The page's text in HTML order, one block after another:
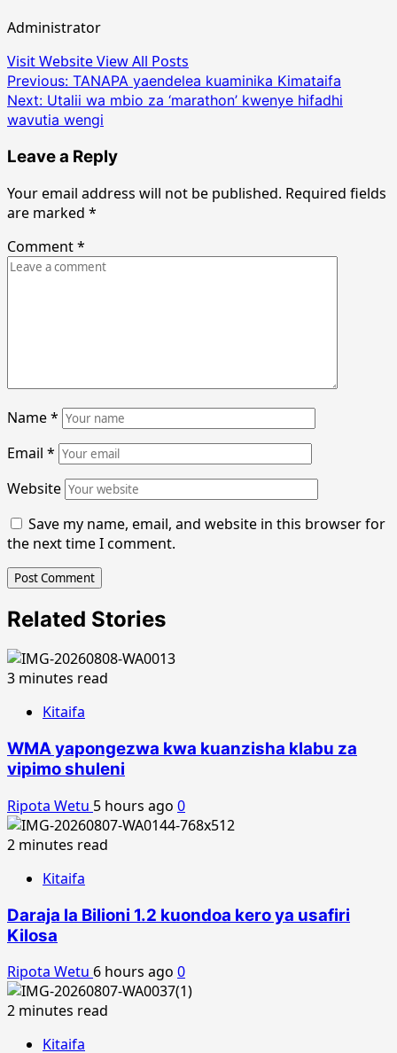
Administrator
Visit WebsiteView All Posts
Post
navigation
Previous: TANAPA yaendelea kuaminika Kimataifa
Next: Utalii wa mbio za ‘marathon’ kwenye hifadhi
wavutia wengi
Leave a Reply
Your email address will not be published. Required fields
are marked *
Comment*
Name*
Email *
Website
Save my name, email, and website in this browser for
the next time I comment.
Related Stories
3 minutes read
Kitaifa
WMA yapongezwa kwa kuanzisha klabu za
vipimo shuleni
Ripota Wetu 5 hours ago 0
2 minutes read
Kitaifa
Daraja la Bilioni 1.2 kuondoa kero ya usafiri
Kilosa
Ripota Wetu 6 hours ago 0
2 minutes read
Kitaifa